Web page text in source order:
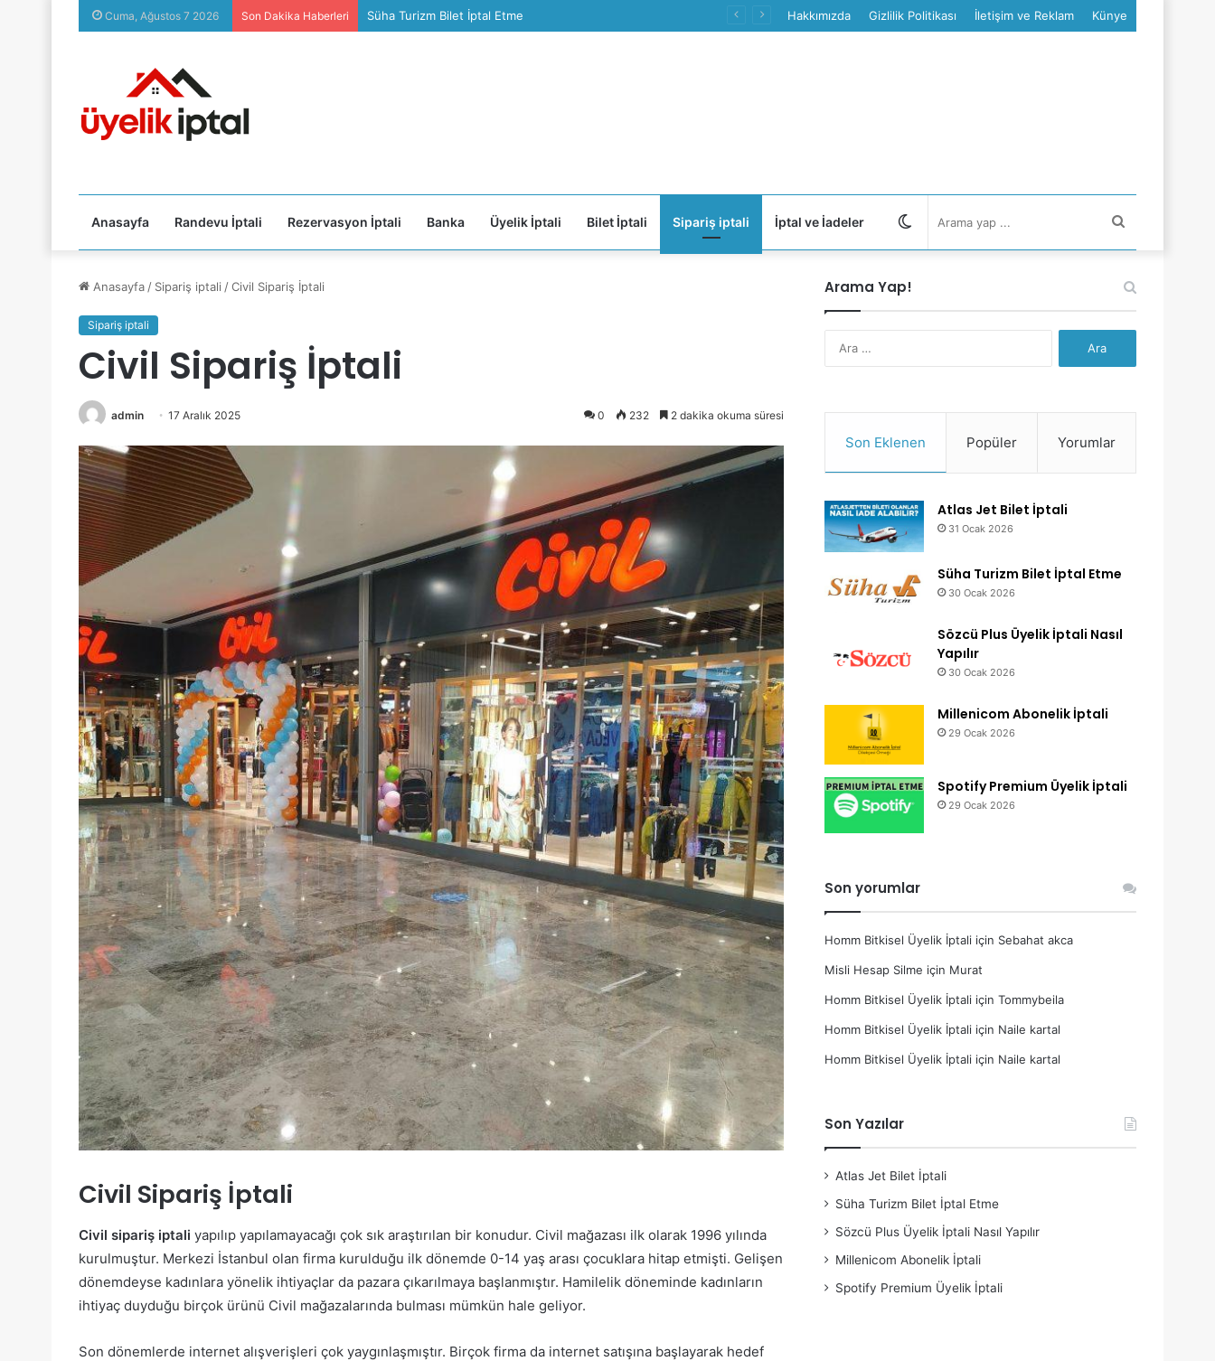
Cuma, Ağustos 7 2026 Son Dakika Haberleri Sözcü Plus Üyelik İptali Nasıl Yapılır Hakkımızda Gizlilik Politikası İletişim ve Reklam Künye
Anasayfa Randevu İptali Rezervasyon İptali Banka Üyelik İptali Bilet İptali Sipariş iptali İptal ve İadeler
...
değiştir
Anasayfa / Sipariş iptali /Civil Sipariş İptali
Sipariş iptali
Civil Sipariş İptali
admin 17 Aralık 2025 0 232 2 dakika okuma süresi
Civil Sipariş İptali
Civil sipariş iptali yapılıp yapılamayacağı çok sık araştırılan bir konudur. Civil mağazası ilk olarak 1996 yılında
kurulmuştur. Merkezi İstanbul olan firma kurulduğu ilk dönemde 0-14 yaş arası çocuklara hitap etmişti. Gelişen
dönemdeyse kadınlara yönelik ihtiyaçlar da pazara çıkarılmaya başlanmıştır. Hamilelik döneminde kadınların
ihtiyaç duyduğu birçok ürünü Civil mağazalarında bulması mümkün hale geliyor.
Son dönemlerde internet alışverişleri çok yaygınlaşmıştır. Birçok firma da internet satışına başlayarak hedef
Arama Yap!
Son Eklenen Popüler Yorumlar
Atlas Jet Bilet İptali
31 Ocak 2026
Süha Turizm Bilet İptal Etme
30 Ocak 2026
Sözcü Plus Üyelik İptali Nasıl
Yapılır
30 Ocak 2026
Millenicom Abonelik İptali
29 Ocak 2026
Spotify Premium Üyelik İptali
29 Ocak 2026
Son yorumlar
Homm Bitkisel Üyelik İptali için Sebahat akca
Misli Hesap Silme için Murat
Homm Bitkisel Üyelik İptali içinTommybeila
Homm Bitkisel Üyelik İptali için Naile kartal
Homm Bitkisel Üyelik İptali için Naile kartal
Son Yazılar
Atlas Jet Bilet İptali
Süha Turizm Bilet İptal Etme
Sözcü Plus Üyelik İptali Nasıl Yapılır
Millenicom Abonelik İptali
Spotify Premium Üyelik İptali